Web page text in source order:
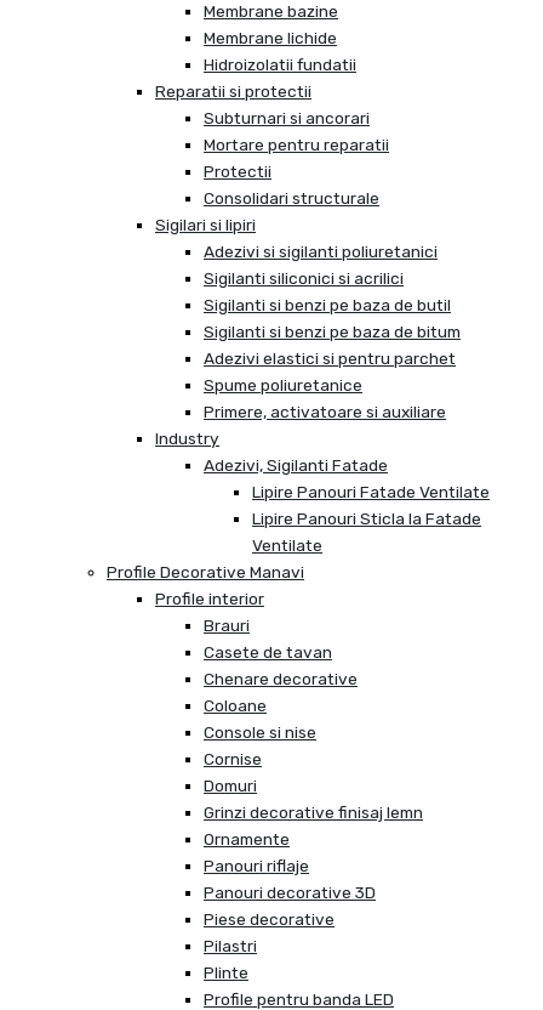
Membrane bazine
Membrane lichide
Hidroizolatii fundatii
Reparatii si protectii
Subturnari si ancorari
Mortare pentru reparatii
Protectii
Consolidari structurale
Sigilari si lipiri
Adezivi si sigilanti poliuretanici
Sigilanti siliconici si acrilici
Sigilanti si benzi pe baza de butil
Sigilanti si benzi pe baza de bitum
Adezivi elastici si pentru parchet
Spume poliuretanice
Primere, activatoare si auxiliare
Industry
Adezivi, Sigilanti Fatade
Lipire Panouri Fatade Ventilate
Lipire Panouri Sticla la Fatade
Ventilate
Profile Decorative Manavi
Profile interior
Brauri
Casete de tavan
Chenare decorative
Coloane
Console si nise
Cornise
Domuri
Grinzi decorative finisaj lemn
Ornamente
Panouri riflaje
Panouri decorative 3D
Piese decorative
Pilastri
Plinte
Profile pentru banda LED